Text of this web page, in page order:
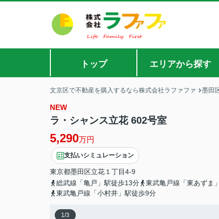
トップ エリアから探す
文京区で不動産を購入するなら株式会社ラファファ 墨田
NEW
ラ・シャンス立花 602号室
5,290万円
支払いシミュレーション
東京都墨田区立花 １丁目4-9
総武線「亀戸」駅徒歩13分
東武亀戸線「東あずま
東武亀戸線「小村井」駅徒歩9分
1/3